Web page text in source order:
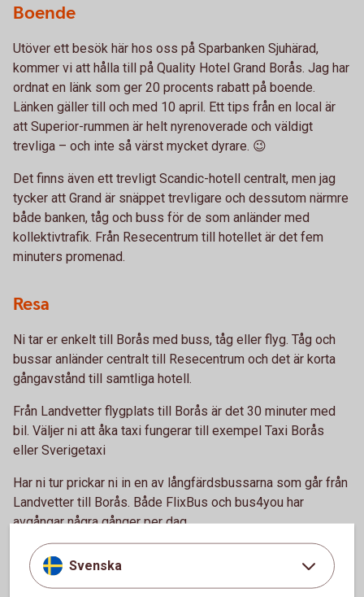
Boende
Utöver ett besök här hos oss på Sparbanken Sjuhärad,
kommer vi att hålla till på Quality Hotel Grand Borås. Jag har
ordnat en länk som ger 20 procents rabatt på boende.
Länken gäller till och med 10 april. Ett tips från en local är
att Superior-rummen är helt nyrenoverade och väldigt
trevliga – och inte så värst mycket dyrare. 😉
Det finns även ett trevligt Scandic-hotell centralt, men jag
tycker att Grand är snäppet trevligare och dessutom närmre
både banken, tåg och buss för de som anländer med
kollektivtrafik. Från Resecentrum till hotellet är det fem
minuters promenad.
Resa
Ni tar er enkelt till Borås med buss, tåg eller flyg. Tåg och
bussar anländer centralt till Resecentrum och det är korta
gångavstånd till samtliga hotell.
Från Landvetter flygplats till Borås är det 30 minuter med
bil. Väljer ni att åka taxi fungerar till exempel Taxi Borås
eller Sverigetaxi
Har ni tur prickar ni in en av långfärdsbussarna som går från
Landvetter till Borås. Både FlixBus och bus4you har
avgångar några gånger per dag.
Svenska